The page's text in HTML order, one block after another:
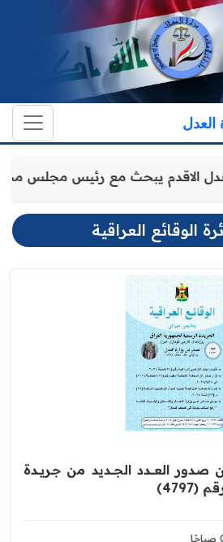
العدل
العدل الاقدم يبحث مع رئيس مجلس
الوقائع العراقية
العــــدد الجـــديد من جـريــدة
(4797)‏